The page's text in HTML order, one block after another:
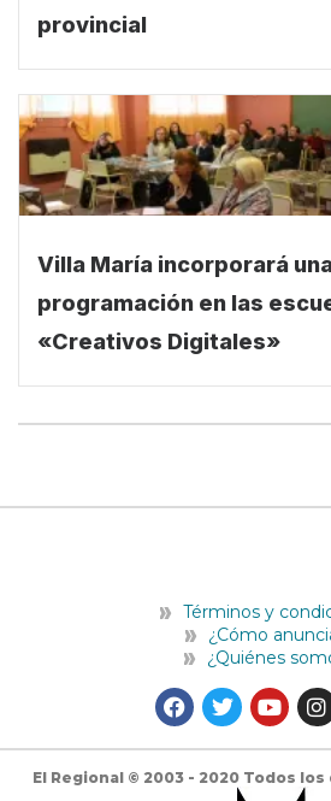
provincial
Villa María incorporará
programación en las
«Creativos Digitales»
Términos y
¿Cómo
¿Quiénes
a
c
e
b
o
w
i
t
t
e
o
u
t
u
b
n
s
t
g
El Regional © 2003 - 2020 Todos